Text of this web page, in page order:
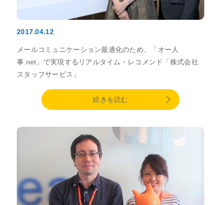
2017.04.12
メールコミュニケーション最適化のため、「オー人
事.net」で実現するリアルタイム・レコメンド「株式会社
スタッフサービス」
続きを読む